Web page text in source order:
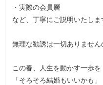
・実際の会員層
など、丁寧にご説明いたしま
無理な勧誘は一切ありません
この春、人生を動かす一歩を
「そろそろ結婚もいいかも」